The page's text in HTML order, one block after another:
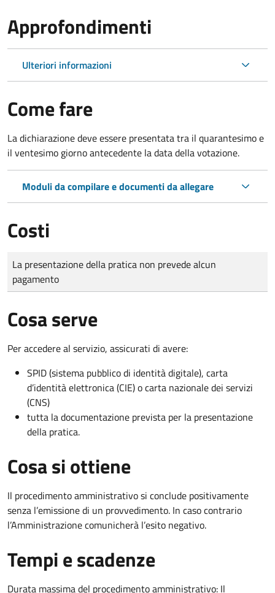
Approfondimenti
Ulteriori informazioni
Come fare
La dichiarazione deve essere presentata tra il quarantesimo e
il ventesimo giorno antecedente la data della votazione.
Moduli da compilare e documenti da allegare
Costi
Tipo di pagamento
Importo
La presentazione della pratica non prevede alcun
pagamento
Cosa serve
Per accedere al servizio, assicurati di avere:
SPID (sistema pubblico di identità digitale), carta
d’identità elettronica (CIE) o carta nazionale dei servizi
(CNS)
tutta la documentazione prevista per la presentazione
della pratica.
Cosa si ottiene
Il procedimento amministrativo si conclude positivamente
senza l’emissione di un provvedimento. In caso contrario
l’Amministrazione comunicherà l’esito negativo.
Tempi e scadenze
Durata massima del procedimento amministrativo: Il